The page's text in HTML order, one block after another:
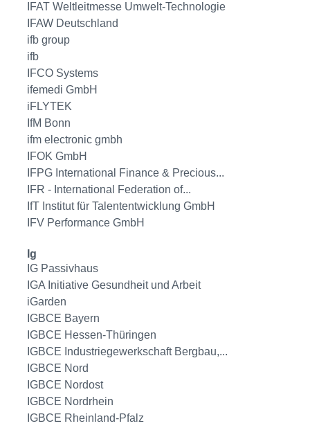
IFAT Weltleitmesse Umwelt-Technologie
IFAW Deutschland
ifb group
ifb
IFCO Systems
ifemedi GmbH
iFLYTEK
IfM Bonn
ifm electronic gmbh
IFOK GmbH
IFPG International Finance & Precious...
IFR - International Federation of...
IfT Institut für Talententwicklung GmbH
IFV Performance GmbH
Ig
IG Passivhaus
IGA Initiative Gesundheit und Arbeit
iGarden
IGBCE Bayern
IGBCE Hessen-Thüringen
IGBCE Industriegewerkschaft Bergbau,...
IGBCE Nord
IGBCE Nordost
IGBCE Nordrhein
IGBCE Rheinland-Pfalz